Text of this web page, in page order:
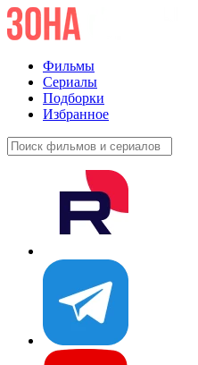
Фильмы
Сериалы
Подборки
Избранное